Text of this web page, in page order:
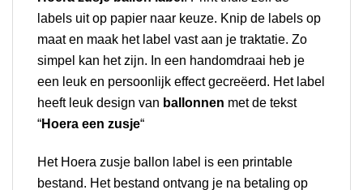
labels uit op papier naar keuze. Knip de labels op
maat en maak het label vast aan je traktatie. Zo
simpel kan het zijn. In een handomdraai heb je
een leuk en persoonlijk effect gecreëerd. Het label
heeft leuk design van ballonnen met de tekst
“Hoera een zusje“
Het Hoera zusje ballon label is een printable
bestand. Het bestand ontvang je na betaling op